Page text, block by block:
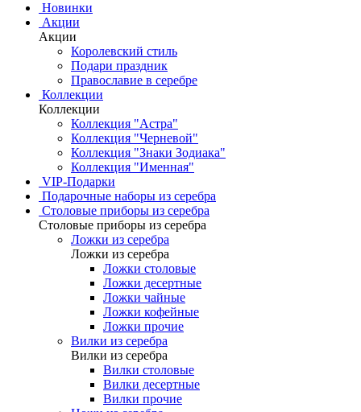
Новинки
Акции
Акции
Королевский стиль
Подари праздник
Православие в серебре
Коллекции
Коллекции
Коллекция "Астра"
Коллекция "Черневой"
Коллекция "Знаки Зодиака"
Коллекция "Именная"
VIP-Подарки
Подарочные наборы из серебра
Столовые приборы из серебра
Столовые приборы из серебра
Ложки из серебра
Ложки из серебра
Ложки столовые
Ложки десертные
Ложки чайные
Ложки кофейные
Ложки прочие
Вилки из серебра
Вилки из серебра
Вилки столовые
Вилки десертные
Вилки прочие